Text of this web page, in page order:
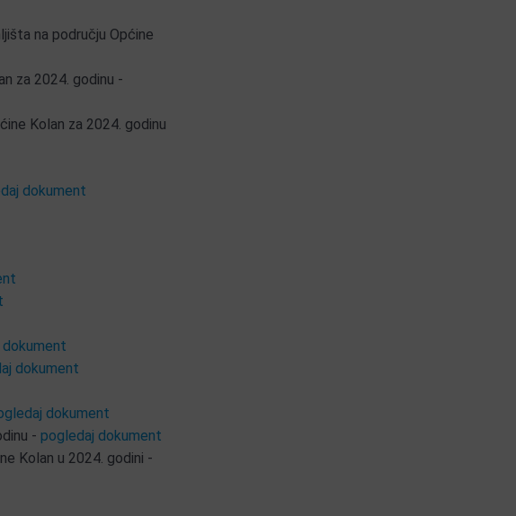
na području Općine
za 2024. godinu -
Kolan za 2024. godinu
dokument
dokument
dokument
-pogledaj dokument
Kolan u 2024. godini -